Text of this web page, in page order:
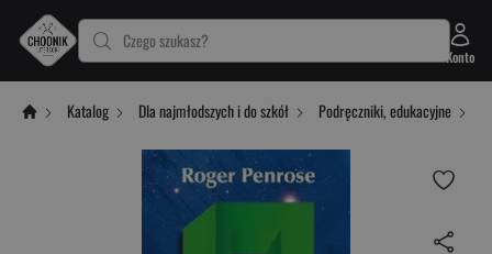
Czego szukasz?
Konto
Katalog Dla najmłodszych i do szkół Podręczniki, edukacyjne